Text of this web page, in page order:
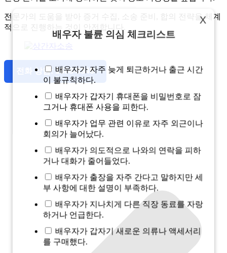
전문가의 도움을 받아 증거 수집, 소송 준비, 합의 전략을 체계
적으로 진행하는 것이 안전합니다.
전화 상담: 1688-8346
X
배우자 불륜 의심 체크리스트
배우자가 자주 늦게 퇴근하거나 출근 시간
이 불규칙하다.
배우자가 갑자기 휴대폰을 비밀번호로 잠
그거나 휴대폰 사용을 피한다.
배우자가 업무 관련 이유로 자주 외근이나
회의가 늘어났다.
배우자가 의도적으로 나와의 연락을 피하
거나 대화가 줄어들었다.
배우자가 출장을 자주 간다고 말하지만 세
부 사항에 대한 설명이 부족하다.
배우자가 지나치게 다른 직장 동료를 자랑
하거나 언급한다.
배우자가 갑자기 새로운 의류나 액세서리
를 구매했다.